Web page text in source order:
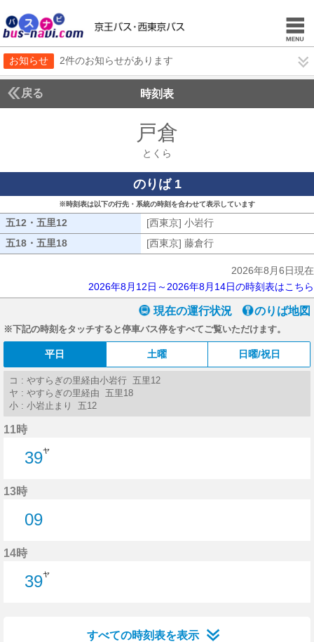
お知らせ 2件のお知らせがあります
戻る 時刻表
戸倉
とくら
のりば 1
※時刻表は以下の行先・系統の時刻を合わせて表示しています
五12・五里12 [西東京] 小岩行
五18・五里18
[西東京] 藤倉行
2026年8月6日現在
2026年8月12日～2026年8月14日の時刻表はこちら
現在の運行状況 のりば地図
※下記の時刻をタッチすると停車バス停をすべてご覧いただけます。
平日 土曜 日曜/祝日
コ : やすらぎの里経由小岩行 五里12
ヤ : やすらぎの里経由 五里18
小 : 小岩止まり 五12
11時
39ヤ
13時
09
14時
39ヤ
すべての時刻表を表示